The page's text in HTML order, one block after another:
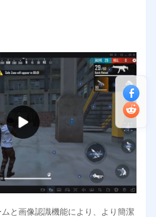
と画像認識機能により、より簡潔